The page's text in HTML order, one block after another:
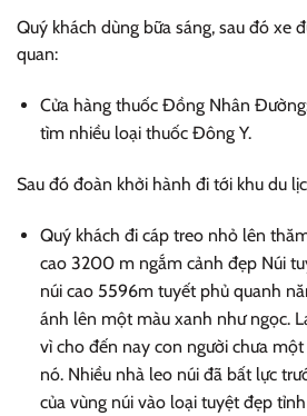
Quý khách dùng bữa sáng, sau đó xe
quan:
Cửa hàng thuốc Đồng Nhân
tìm nhiều loại thuốc Đông Y.
Sau đó đoàn khởi hành đi tới khu du
Quý khách đi cáp treo nhỏ lên
cao 3200 m ngắm cảnh đẹp Núi
núi cao 5596m tuyết phủ quanh
ánh lên một màu xanh như ngọc.
vì cho đến nay con người chưa
nó. Nhiều nhà leo núi đã bất lực
của vùng núi vào loại tuyệt đẹp